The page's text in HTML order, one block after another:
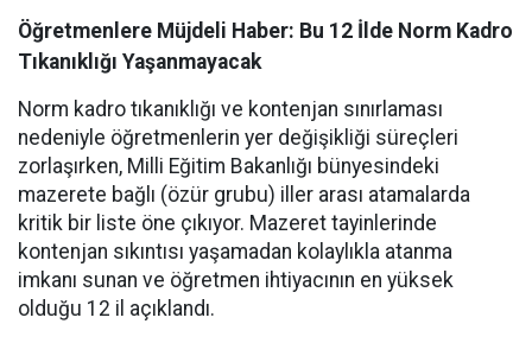
Öğretmenlere Müjdeli Haber: Bu 12 İlde Norm Kadro
Tıkanıklığı Yaşanmayacak
Norm kadro tıkanıklığı ve kontenjan sınırlaması
nedeniyle öğretmenlerin yer değişikliği süreçleri
zorlaşırken, Milli Eğitim Bakanlığı bünyesindeki
mazerete bağlı (özür grubu) iller arası atamalarda
kritik bir liste öne çıkıyor. Mazeret tayinlerinde
kontenjan sıkıntısı yaşamadan kolaylıkla atanma
imkanı sunan ve öğretmen ihtiyacının en yüksek
olduğu 12 il açıklandı.